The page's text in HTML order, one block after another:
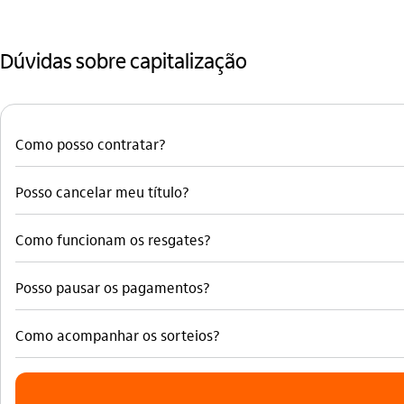
Dúvidas sobre capitalização
Como posso contratar?
Posso cancelar meu título?
Como funcionam os resgates?
Posso pausar os pagamentos?
Como acompanhar os sorteios?